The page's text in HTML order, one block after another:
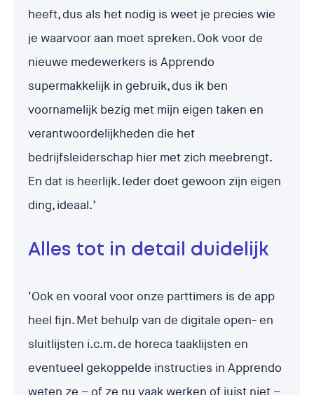
heeft, dus als het nodig is weet je precies wie
je waarvoor aan moet spreken. Ook voor de
nieuwe medewerkers is Apprendo
supermakkelijk in gebruik, dus ik ben
voornamelijk bezig met mijn eigen taken en
verantwoordelijkheden die het
bedrijfsleiderschap hier met zich meebrengt.
En dat is heerlijk. Ieder doet gewoon zijn eigen
ding, ideaal.’
Alles tot in detail duidelijk
‘Ook en vooral voor onze parttimers is de app
heel fijn. Met behulp van de digitale open- en
sluitlijsten i.c.m. de horeca taaklijsten en
eventueel gekoppelde instructies in Apprendo
weten ze – of ze nu vaak werken of juist niet –